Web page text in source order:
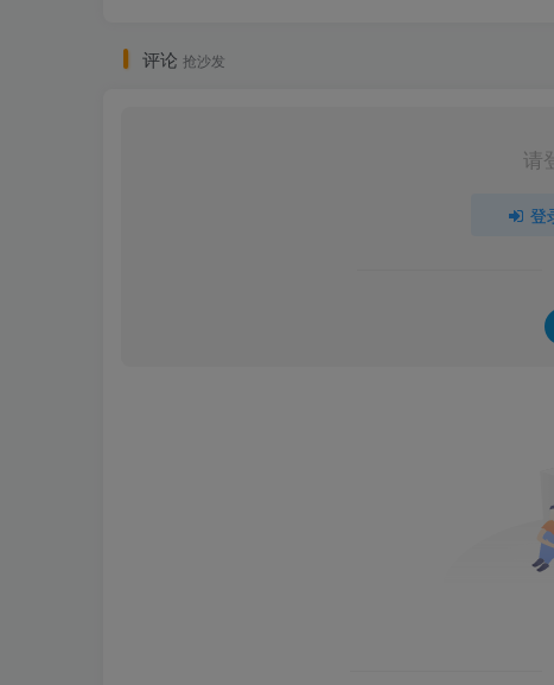
评论 抢沙发
请
登